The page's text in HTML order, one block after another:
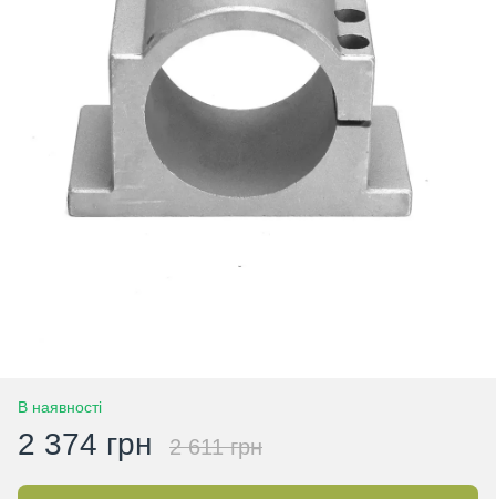
В наявності
2 374 грн 2 611 грн